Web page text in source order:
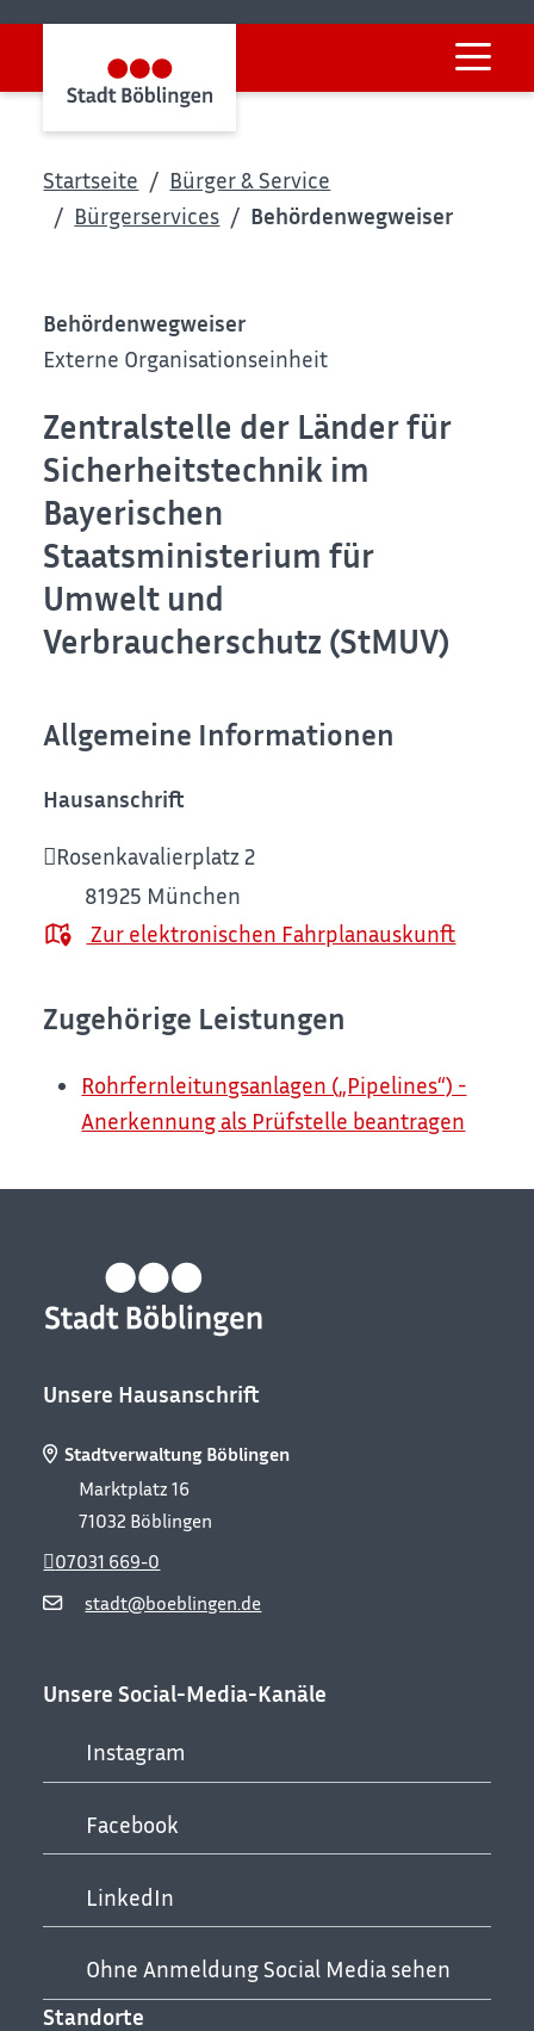
Startseite
Bürger & Service
Bürgerservices
Behördenwegweiser
Behördenwegweiser
Externe Organisationseinheit
Zentralstelle der Länder für
Sicherheitstechnik im
Bayerischen
Staatsministerium für
Umwelt und
Verbraucherschutz (StMUV)
Allgemeine Informationen
Hausanschrift
Rosenkavalierplatz 2
81925 München
Zur elektronischen Fahrplanauskunft
Zugehörige Leistungen
Rohrfernleitungsanlagen („Pipelines“) -
Anerkennung als Prüfstelle beantragen
Unsere Hausanschrift
Stadtverwaltung Böblingen
Marktplatz 16
71032 Böblingen
stadt@boeblingen.de
07031 669-0
Unsere Social-Media-Kanäle
Instagram
Facebook
LinkedIn
Ohne Anmeldung Social Media sehen
Standorte